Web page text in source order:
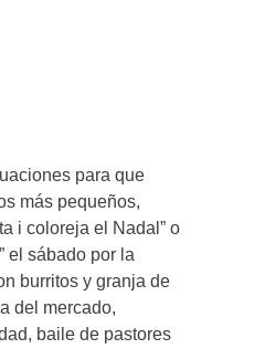
para que
más pequeños,
i coloreja el Nadal” o
el sábado por la
burritos y granja de
del mercado,
baile de pastores